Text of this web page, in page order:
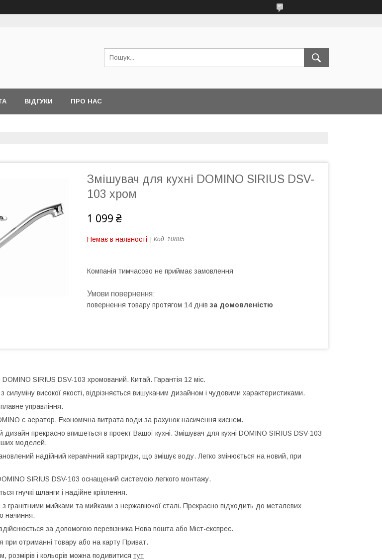
ВІДГУКИ ПРО НАС
Змішувач для кухні DOMINO SIRIUS DSV-
103 хром
1 099 ₴
Немає в наявності Код: 10885
Компанія тимчасово не приймає замовлення
повернення товару протягом 14 днів за домовленістю
SIRIUS DSV-103 хромований. Китай. Гарантія 12 міс.
силуміну високої якості, відрізняється вишуканим дизайном і чудовими характеристиками.
управління.
є аератор. Економічна витрата води за рахунок насичення киснем.
дизайн прекрасно впишеться в проект Вашої кухні. Змішувач для кухні DOMINO SIRIUS DSV-103
моделей.
надійний керамічний картридж, що змішує воду. Легко змінюється на новий, при
SIRIUS DSV-103 оснащений системою легкого монтажу.
гнучкі шланги і надійне кріплення.
гранітними мийками та мийками з нержавіючої сталі. Прекрасно підходить до металевих
начиння.
за допомогою перевізника Нова пошта або Міст-експрес.
при отриманні товару або на карту Приват.
розмірів і кольорів можна подивитися тут